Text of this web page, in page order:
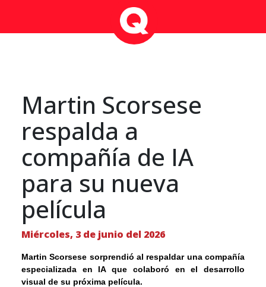
Martin Scorsese
respalda a
compañía de IA
para su nueva
película
Miércoles, 3 de junio del 2026
Martin Scorsese sorprendió al respaldar una compañía
especializada en IA que colaboró en el desarrollo
visual de su próxima película.